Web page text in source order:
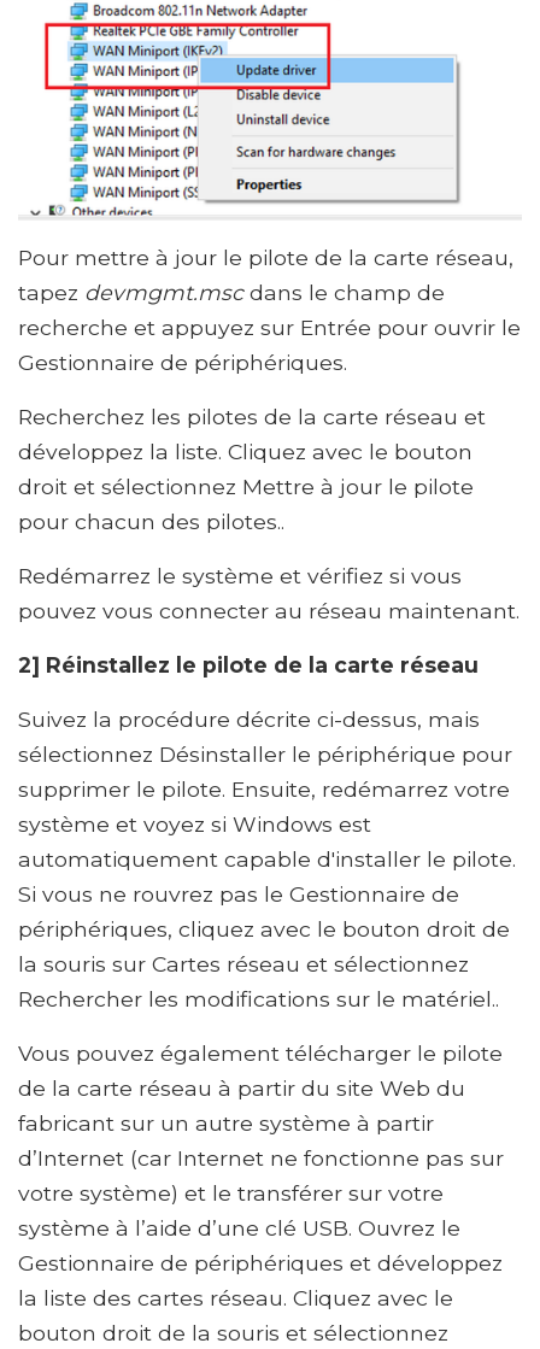
Pour mettre à jour le pilote de la carte réseau,
tapez devmgmt.mscdans le champ de
recherche et appuyez sur Entrée pour ouvrir le
Gestionnaire de périphériques.
Recherchez les pilotes de la carte réseau et
développez la liste. Cliquez avec le bouton
droit et sélectionnez Mettre à jour le pilote
pour chacun des pilotes..
Redémarrez le système et vérifiez si vous
pouvez vous connecter au réseau maintenant.
2] Réinstallez le pilote de la carte réseau
Suivez la procédure décrite ci-dessus, mais
sélectionnez Désinstaller le périphérique pour
supprimer le pilote. Ensuite, redémarrez votre
système et voyez si Windows est
automatiquement capable d'installer le pilote.
Si vous ne rouvrez pas le Gestionnaire de
périphériques, cliquez avec le bouton droit de
la souris sur Cartes réseau et sélectionnez
Rechercher les modifications sur le matériel..
Vous pouvez également télécharger le pilote
de la carte réseau à partir du site Web du
fabricant sur un autre système à partir
d’Internet (car Internet ne fonctionne pas sur
votre système) et le transférer sur votre
système à l’aide d’une clé USB. Ouvrez le
Gestionnaire de périphériques et développez
la liste des cartes réseau. Cliquez avec le
bouton droit de la souris et sélectionnez